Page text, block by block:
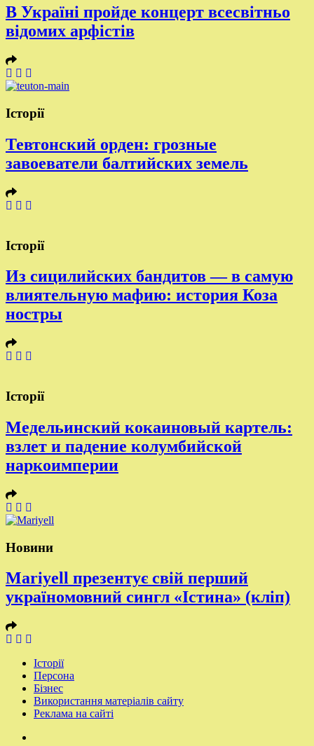
В Україні пройде концерт всесвітньо
відомих арфістів
Історії
Тевтонский орден: грозные
завоеватели балтийских земель
Історії
Из сицилийских бандитов — в самую
влиятельную мафию: история Коза
ностры
Історії
Медельинский кокаиновый картель:
взлет и падение колумбийской
наркоимперии
Новини
Mariyell презентує свій перший
україномовний сингл «Істина» (кліп)
Історії
Персона
Бізнес
Використання матеріалів сайту
Реклама на сайті